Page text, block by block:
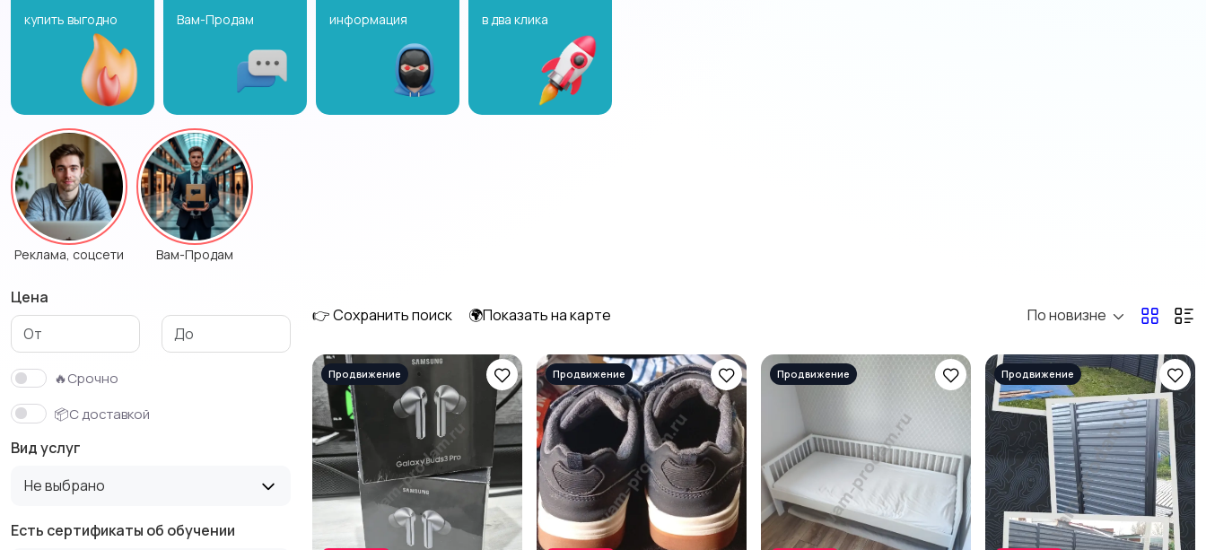
Изготовление на
купить выгодно Вам-Продам информация в два клика
Реклама, соцсети Вам-Продам
Цена
🔥Срочно
📦С доставкой
Вид услуг
Не выбрано
Есть сертификаты об обучении
👉 Сохранить поиск 🌍Показать на карте По новизне